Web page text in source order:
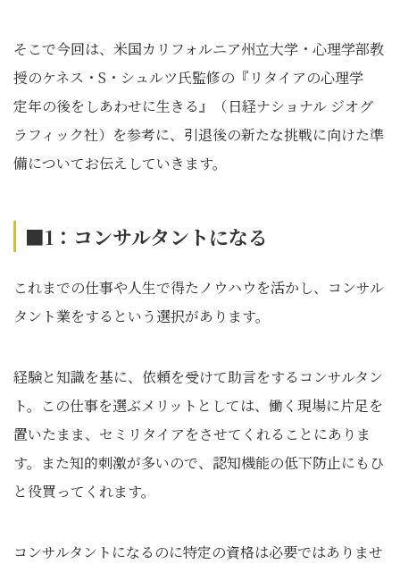
そこで今回は、米国カリフォルニア州立大学・心理学部教
授のケネス・S・シュルツ氏監修の『リタイアの心理学
定年の後をしあわせに生きる』（日経ナショナル ジオグ
ラフィック社）を参考に、引退後の新たな挑戦に向けた準
備についてお伝えしていきます。
■1：コンサルタントになる
これまでの仕事や人生で得たノウハウを活かし、コンサル
タント業をするという選択があります。
経験と知識を基に、依頼を受けて助言をするコンサルタン
ト。この仕事を選ぶメリットとしては、働く現場に片足を
置いたまま、セミリタイアをさせてくれることにありま
す。また知的刺激が多いので、認知機能の低下防止にもひ
と役買ってくれます。
コンサルタントになるのに特定の資格は必要ではありませ